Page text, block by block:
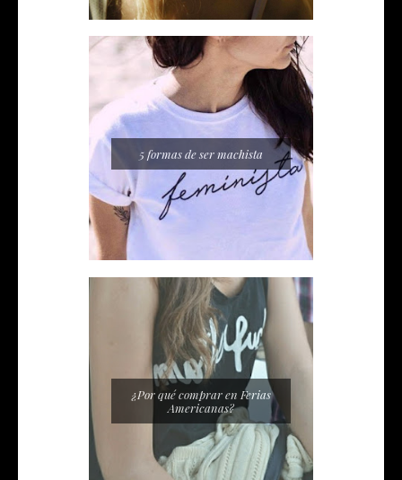
5 formas de ser machista
¿Por qué comprar en Ferias
Americanas?